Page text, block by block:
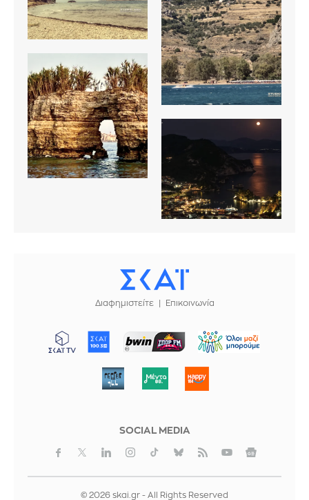
Διαφημιστείτε Επικοινωνία
ΜΠΟΡΟΥΜΕ
SOCIAL MEDIA
© 2026 skai.gr - All Rights Reserved